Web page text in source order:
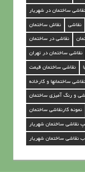
ساختمان در شهریار
نقاش ساختمان نقاشی
نقاشی در ساختمان
نقاشی ساختمان در تهران
نقاشی ساختمان قیمت
نقاشی ساختمانها و کارخانه
و رنگ آمیزی ساختمان
نمونه کارنقاشی ساختمان
نقاشی ساختمان شهریار
نقاشی ساختمان شهریار